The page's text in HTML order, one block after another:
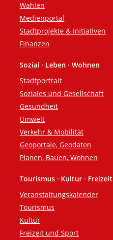
Wahlen
Medienportal
Stadtprojekte & Initiativen
Finanzen
Sozial · Leben · Wohnen
Stadtportrait
Soziales und Gesellschaft
Gesundheit
Umwelt
Verkehr & Mobilität
Geoportale, Geodaten
Planen, Bauen, Wohnen
Tourismus · Kultur · Freizeit
Veranstaltungskalender
Tourismus
Kultur
Freizeit und Sport